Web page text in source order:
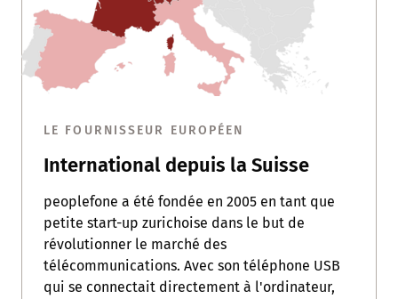
LE FOURNISSEUR EUROPÉEN
International depuis la Suisse
peoplefone a été fondée en 2005 en tant que
petite start-up zurichoise dans le but de
révolutionner le marché des
télécommunications. Avec son téléphone USB
qui se connectait directement à l'ordinateur,